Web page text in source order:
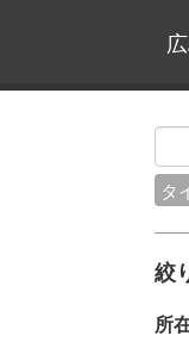
タ
絞
所